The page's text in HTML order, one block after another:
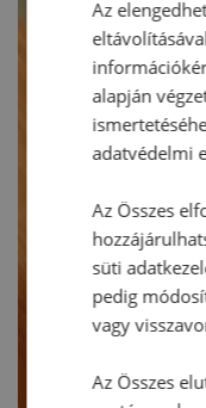
Az
alapján
adatvédelmi
Az Összes
süti
pedig
vagy
Az Összes